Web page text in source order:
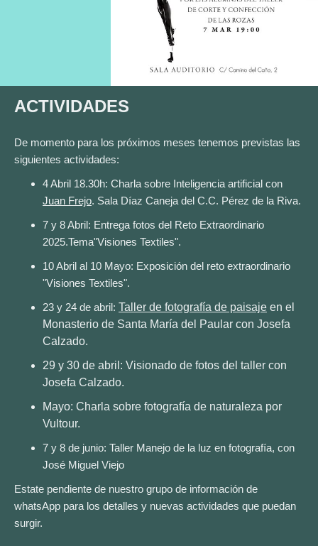
ACTIVIDADES
De momento para los próximos meses tenemos previstas las
siguientes actividades:
4 Abril 18.30h: Charla sobre Inteligencia artificial con
Juan Frejo. Sala Díaz Caneja del C.C. Pérez de la Riva.
7 y 8 Abril: Entrega fotos del Reto Extraordinario
2025.Tema"Visiones Textiles".
10 Abril al 10 Mayo: Exposición del reto extraordinario
"Visiones Textiles".
23 y 24 de abril: Taller de fotografía de paisaje en el
Monasterio de Santa María del Paular con Josefa
Calzado.
29 y 30 de abril: Visionado de fotos del taller con
Josefa Calzado.
Mayo: Charla sobre fotografía de naturaleza por
Vultour.
7 y 8 de junio: Taller Manejo de la luz en fotografía, con
José Miguel Viejo
Estate pendiente de nuestro grupo de información de
whatsApp para los detalles y nuevas actividades que puedan
surgir.